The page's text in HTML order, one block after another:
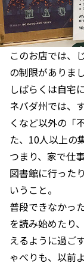
このお店では、
の制限がありまし
しばらくは自宅
ネバダ州では、
くなど以外の「
た、10人以上の
つまり、家で仕
図書館に行った
いうこと。
普段できなかっ
を読み始めたり
えるように過ご
ゃべりも、以前